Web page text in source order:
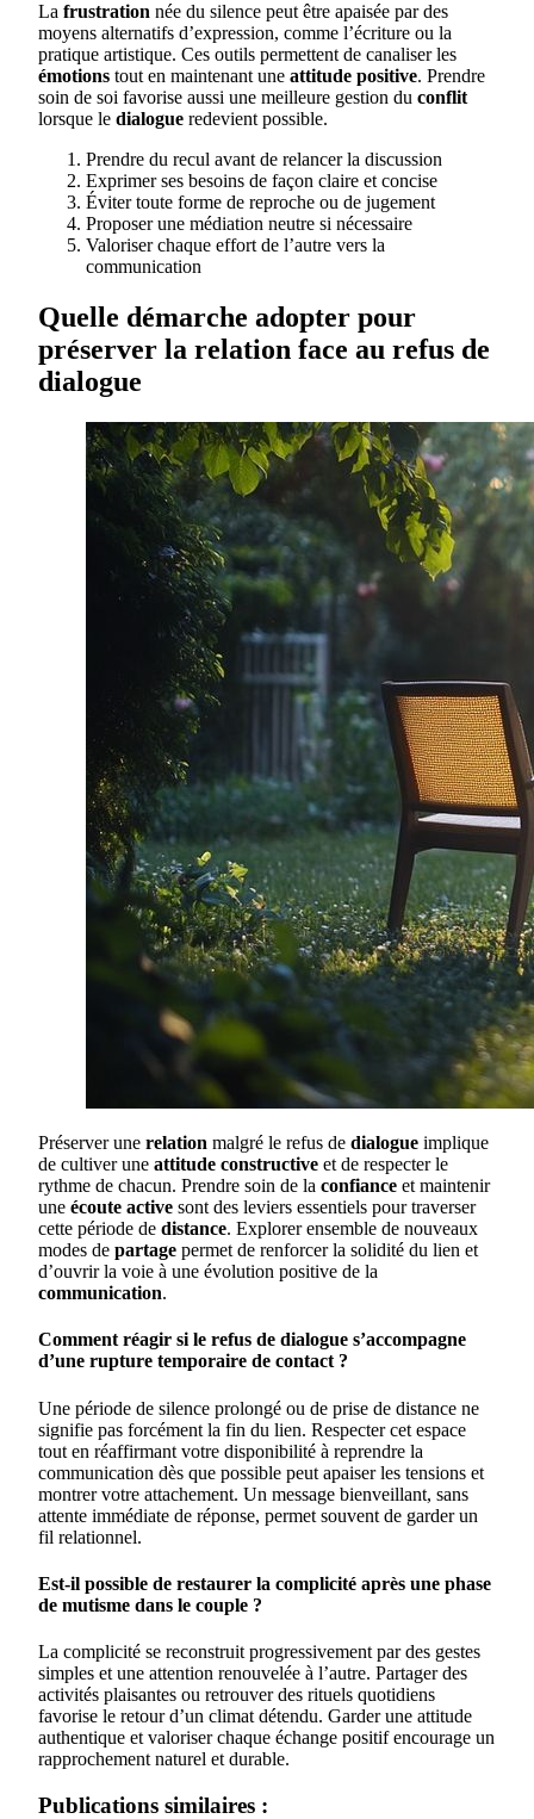
La frustration née du silence peut être apaisée par des
moyens alternatifs d’expression, comme l’écriture ou la
pratique artistique. Ces outils permettent de canaliser les
émotions tout en maintenant une attitude positive. Prendre
soin de soi favorise aussi une meilleure gestion du conflit
lorsque le dialogue redevient possible.
Prendre du recul avant de relancer la discussion
Exprimer ses besoins de façon claire et concise
Éviter toute forme de reproche ou de jugement
Proposer une médiation neutre si nécessaire
Valoriser chaque effort de l’autre vers la
communication
Quelle démarche adopter pour
préserver la relation face au refus de
dialogue
Préserver une relation malgré le refus de dialogue implique
de cultiver une attitude constructive et de respecter le
rythme de chacun. Prendre soin de la confiance et maintenir
une écoute active sont des leviers essentiels pour traverser
cette période de distance. Explorer ensemble de nouveaux
modes de partage permet de renforcer la solidité du lien et
d’ouvrir la voie à une évolution positive de la
communication.
Comment réagir si le refus de dialogue s’accompagne
d’une rupture temporaire de contact ?
Une période de silence prolongé ou de prise de distance ne
signifie pas forcément la fin du lien. Respecter cet espace
tout en réaffirmant votre disponibilité à reprendre la
communication dès que possible peut apaiser les tensions et
montrer votre attachement. Un message bienveillant, sans
attente immédiate de réponse, permet souvent de garder un
fil relationnel.
Est-il possible de restaurer la complicité après une phase
de mutisme dans le couple ?
La complicité se reconstruit progressivement par des gestes
simples et une attention renouvelée à l’autre. Partager des
activités plaisantes ou retrouver des rituels quotidiens
favorise le retour d’un climat détendu. Garder une attitude
authentique et valoriser chaque échange positif encourage un
rapprochement naturel et durable.
Publications similaires :